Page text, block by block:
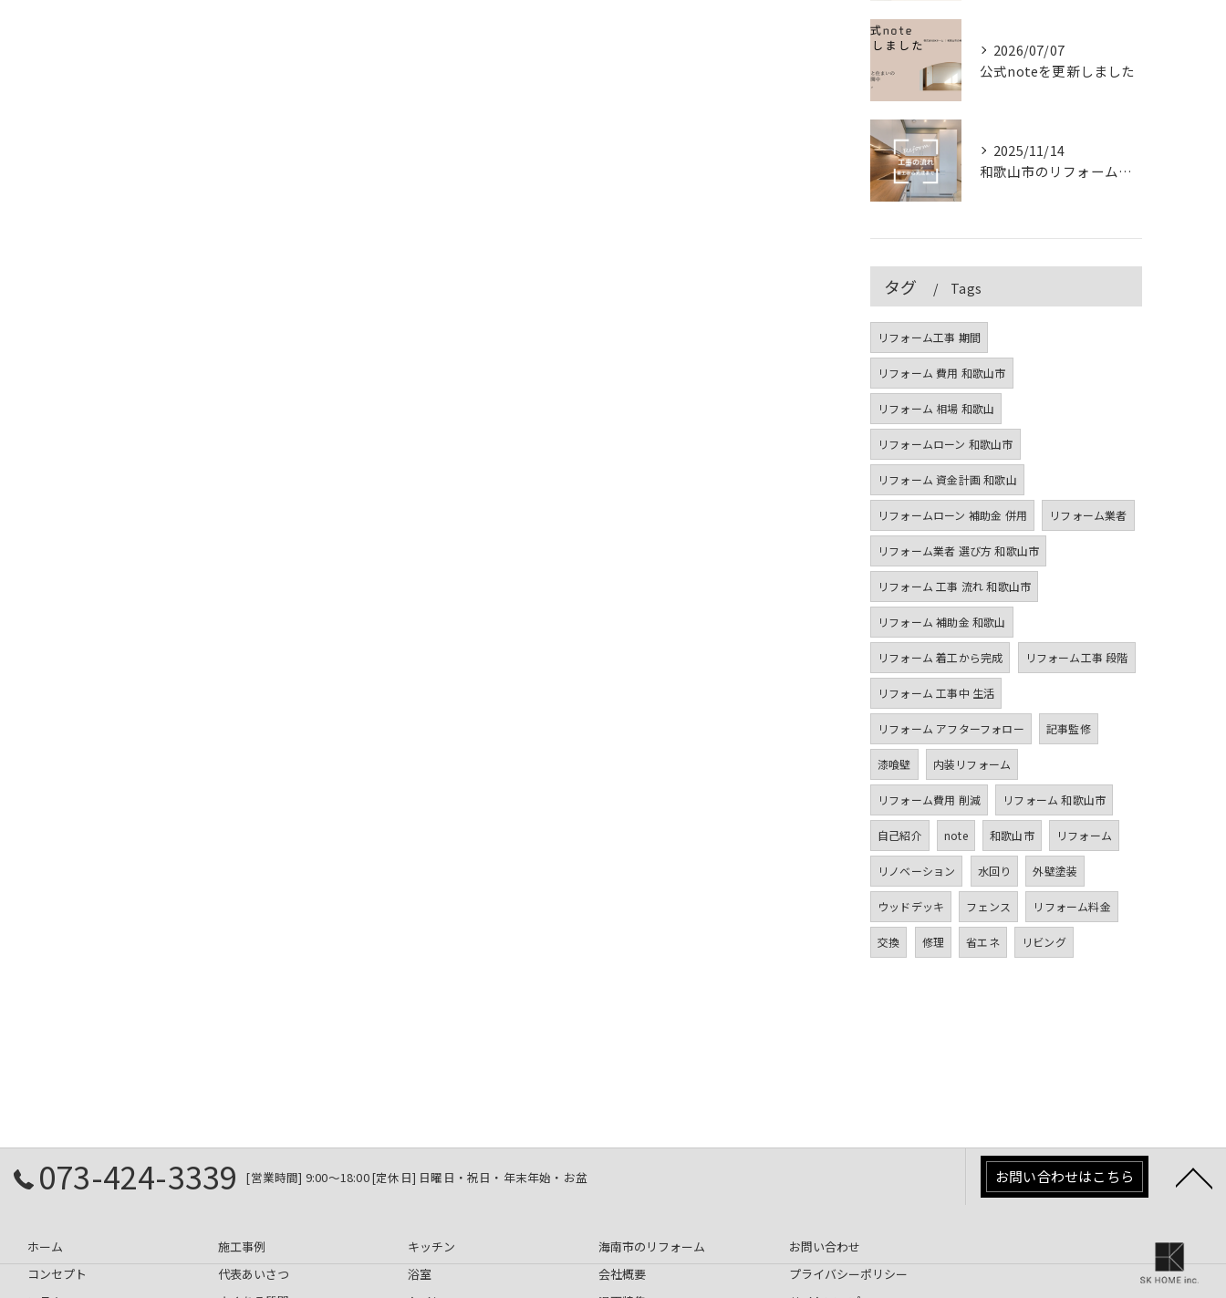
2026/07/07
公式noteを更新しました
2025/11/14
和歌山市のリフォーム工事の流れ｜着工から完成まで徹底解説【2025年版】
タグ Tags
リフォーム工事 期間
リフォーム 費用 和歌山市
リフォーム 相場 和歌山
リフォームローン 和歌山市
リフォーム 資金計画 和歌山
リフォームローン 補助金 併用 リフォーム業者
リフォーム業者 選び方 和歌山市
リフォーム 工事 流れ 和歌山市
リフォーム 補助金 和歌山
リフォーム 着工から完成 リフォーム工事 段階
リフォーム 工事中 生活
リフォーム アフターフォロー 記事監修
漆喰壁 内装リフォーム
リフォーム費用 削減 リフォーム 和歌山市
自己紹介 note 和歌山市 リフォーム
リノベーション 水回り 外壁塗装
ウッドデッキ フェンス リフォーム料金
交換 修理 省エネ リビング
073-424-3339 [営業時間] 9:00～18:00 [定休日] 日曜日・祝日・年末年始・お盆 お問い合わせはこちら
ホーム
コンセプト
施工事例
代表あいさつ
キッチン
浴室
海南市のリフォーム
会社概要
お問い合わせ
プライバシーポリシー